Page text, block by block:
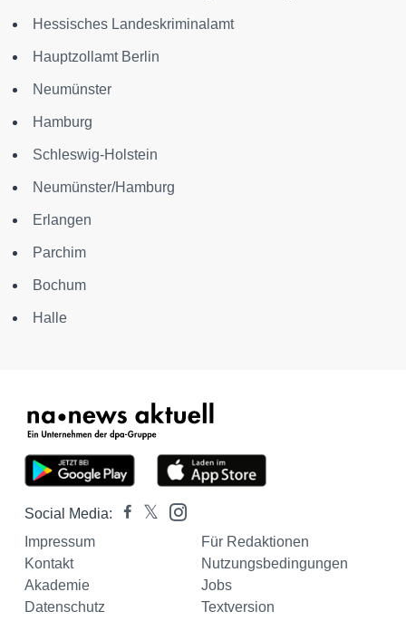
Hessisches Landeskriminalamt
Hauptzollamt Berlin
Neumünster
Hamburg
Schleswig-Holstein
Neumünster/Hamburg
Erlangen
Parchim
Bochum
Halle
Social Media:
Impressum
Für Redaktionen
Kontakt
Nutzungsbedingungen
Akademie
Jobs
Datenschutz
Textversion